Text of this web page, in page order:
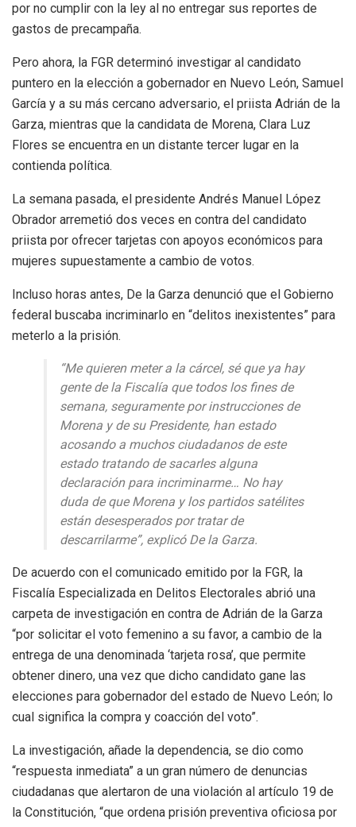
por no cumplir con la ley al no entregar sus reportes de
gastos de precampaña.
Pero ahora, la FGR determinó investigar al candidato
puntero en la elección a gobernador en Nuevo León, Samuel
García y a su más cercano adversario, el priista Adrián de la
Garza, mientras que la candidata de Morena, Clara Luz
Flores se encuentra en un distante tercer lugar en la
contienda política.
La semana pasada, el presidente Andrés Manuel López
Obrador arremetió dos veces en contra del candidato
priista por ofrecer tarjetas con apoyos económicos para
mujeres supuestamente a cambio de votos.
Incluso horas antes, De la Garza denunció que el Gobierno
federal buscaba incriminarlo en “delitos inexistentes” para
meterlo a la prisión.
“Me quieren meter a la cárcel, sé que ya hay
gente de la Fiscalía que todos los fines de
semana, seguramente por instrucciones de
Morena y de su Presidente, han estado
acosando a muchos ciudadanos de este
estado tratando de sacarles alguna
declaración para incriminarme… No hay
duda de que Morena y los partidos satélites
están desesperados por tratar de
descarrilarme”, explicó De la Garza.
De acuerdo con el comunicado emitido por la FGR, la
Fiscalía Especializada en Delitos Electorales abrió una
carpeta de investigación en contra de Adrián de la Garza
“por solicitar el voto femenino a su favor, a cambio de la
entrega de una denominada ‘tarjeta rosa’, que permite
obtener dinero, una vez que dicho candidato gane las
elecciones para gobernador del estado de Nuevo León; lo
cual significa la compra y coacción del voto”.
La investigación, añade la dependencia, se dio como
“respuesta inmediata” a un gran número de denuncias
ciudadanas que alertaron de una violación al artículo 19 de
la Constitución, “que ordena prisión preventiva oficiosa por